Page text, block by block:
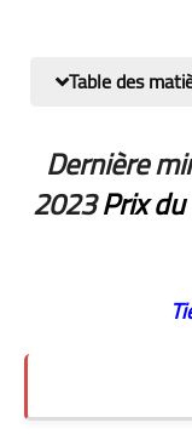
Table des
Dernière
2023Prix